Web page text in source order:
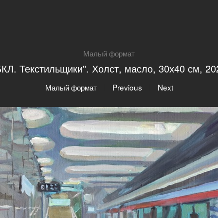
Малый формат
Текстильщики". Холст, масло, 30х40 см,
Малый формат Previous Next